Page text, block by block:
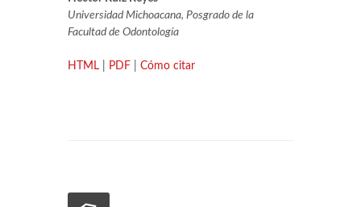
Universidad Michoacana, Posgrado de la
Facultad de Odontología
HTML PDF Cómo citar